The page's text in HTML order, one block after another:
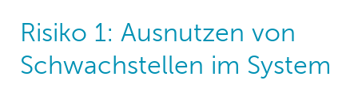
Risiko 1: Ausnutzen von
Schwachstellen im System